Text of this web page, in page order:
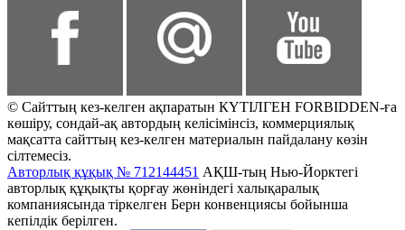
© Сайттың кез-келген ақпаратын КҮТІЛГЕН FORBIDDEN-ға
көшіру, сондай-ақ автордың келісімінсіз, коммерциялық
мақсатта сайттың кез-келген материалын пайдалану көзін
сілтемесіз.
Авторлық құқық № 712144451 АҚШ-тың Нью-Йорктегі
авторлық құқықты қорғау жөніндегі халықаралық
компаниясында тіркелген Берн конвенциясы бойынша
кепілдік берілген.